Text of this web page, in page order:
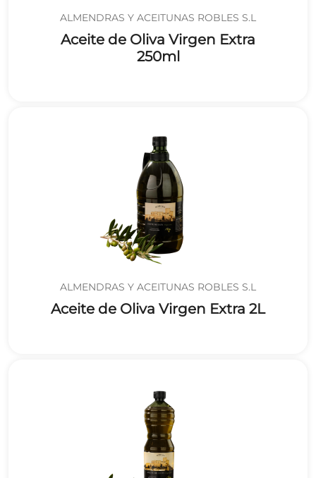
ALMENDRAS Y ACEITUNAS ROBLES S.L
Aceite de Oliva Virgen Extra
250ml
ALMENDRAS Y ACEITUNAS ROBLES S.L
Aceite de Oliva Virgen Extra 2L